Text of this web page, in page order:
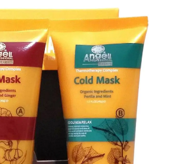
TOP
Спрей СПА
морських глибин